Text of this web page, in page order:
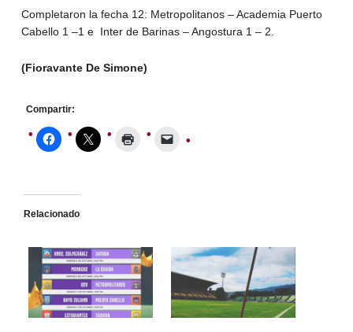
Completaron la fecha 12: Metropolitanos – Academia Puerto
Cabello 1 –1 e Inter de Barinas – Angostura 1 – 2.
(Fioravante De Simone)
Compartir:
Relacionado